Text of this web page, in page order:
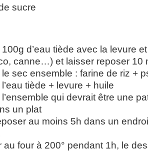
sucre
d’eau tiède avec la levure
canne…) et laisser reposer 10
sec ensemble : farine de riz +
tiède + levure + huile
qui devrait être une
un plat
au moins 5h dans un
au four à 200° pendant 1h, le